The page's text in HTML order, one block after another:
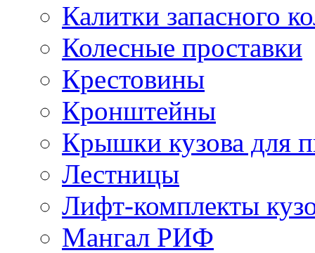
Калитки запасного
Колесные проставки
Крестовины
Кронштейны
Крышки кузова для
Лестницы
Лифт-комплекты
Мангал РИФ